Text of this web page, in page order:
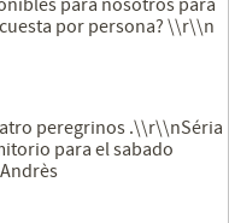
por persona? \\r\\n
peregrinos .\\r\\nSéria
para el sabado